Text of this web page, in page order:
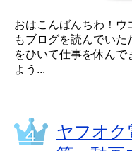
おはこんばんちわ！ウ
もブログを読んでい
をひいて仕事を休んで
よう...
ヤフオク